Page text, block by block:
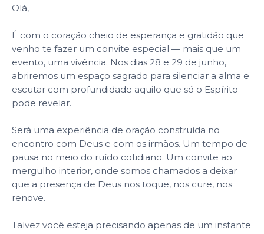
Olá,
É com o coração cheio de esperança e gratidão que
venho te fazer um convite especial — mais que um
evento, uma vivência. Nos dias 28 e 29 de junho,
abriremos um espaço sagrado para silenciar a alma e
escutar com profundidade aquilo que só o Espírito
pode revelar.
Será uma experiência de oração construída no
encontro com Deus e com os irmãos. Um tempo de
pausa no meio do ruído cotidiano. Um convite ao
mergulho interior, onde somos chamados a deixar
que a presença de Deus nos toque, nos cure, nos
renove.
Talvez você esteja precisando apenas de um instante